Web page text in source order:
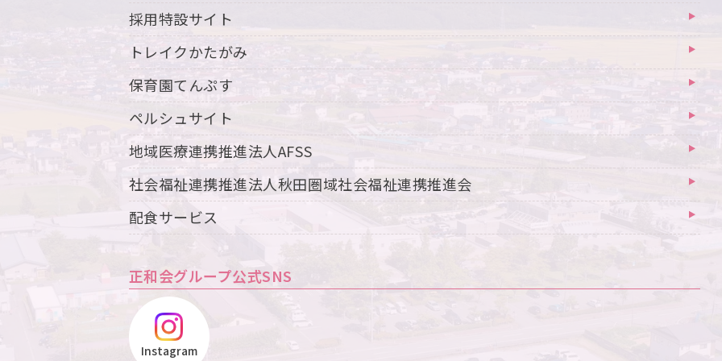
採用特設サイト
トレイクかたがみ
保育園てんぷす
ペルシュサイト
地域医療連携推進法人AFSS
社会福祉連携推進法人秋田圏域社会福祉連携推進会
配食サービス
正和会グループ公式SNS
Instagram